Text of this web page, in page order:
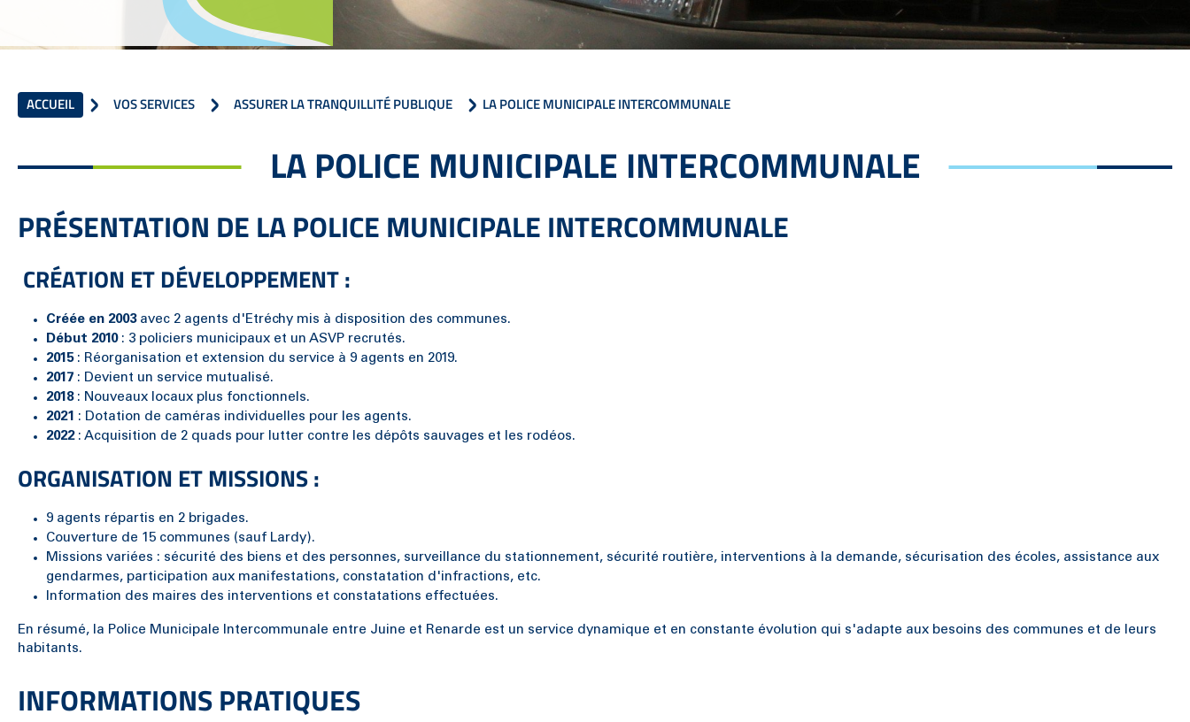
ACCUEIL VOS SERVICES ASSURER LA TRANQUILLITÉ PUBLIQUE LA POLICE MUNICIPALE INTERCOMMUNALE
LA POLICE MUNICIPALE INTERCOMMUNALE
PRÉSENTATION DE LA POLICE MUNICIPALE INTERCOMMUNALE
CRÉATION ET DÉVELOPPEMENT :
Créée en 2003avec 2 agents d'Etréchy mis à disposition des communes.
Début 2010: 3 policiers municipaux et un ASVP recrutés.
2015: Réorganisation et extension du service à 9 agents en 2019.
2017 : Devient un service mutualisé.
2018: Nouveaux locaux plus fonctionnels.
2021 : Dotation de caméras individuelles pour les agents.
2022: Acquisition de 2 quads pour lutter contre les dépôts sauvages et les rodéos.
ORGANISATION ET MISSIONS :
9 agents répartis en 2 brigades.
Couverture de 15 communes (sauf Lardy).
Missions variées : sécurité des biens et des personnes, surveillance du stationnement, sécurité routière, interventions à la demande, sécurisation des écoles, assistance aux
gendarmes, participation aux manifestations, constatation d'infractions, etc.
Information des maires des interventions et constatations effectuées.
En résumé, la Police Municipale Intercommunale entre Juine et Renarde est un service dynamique et en constante évolution qui s'adapte aux besoins des communes et de leurs
habitants.
INFORMATIONS PRATIQUES